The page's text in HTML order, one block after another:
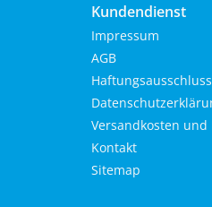
Kundendienst
Impressum
AGB
Versandkosten und
Kontakt
Sitemap